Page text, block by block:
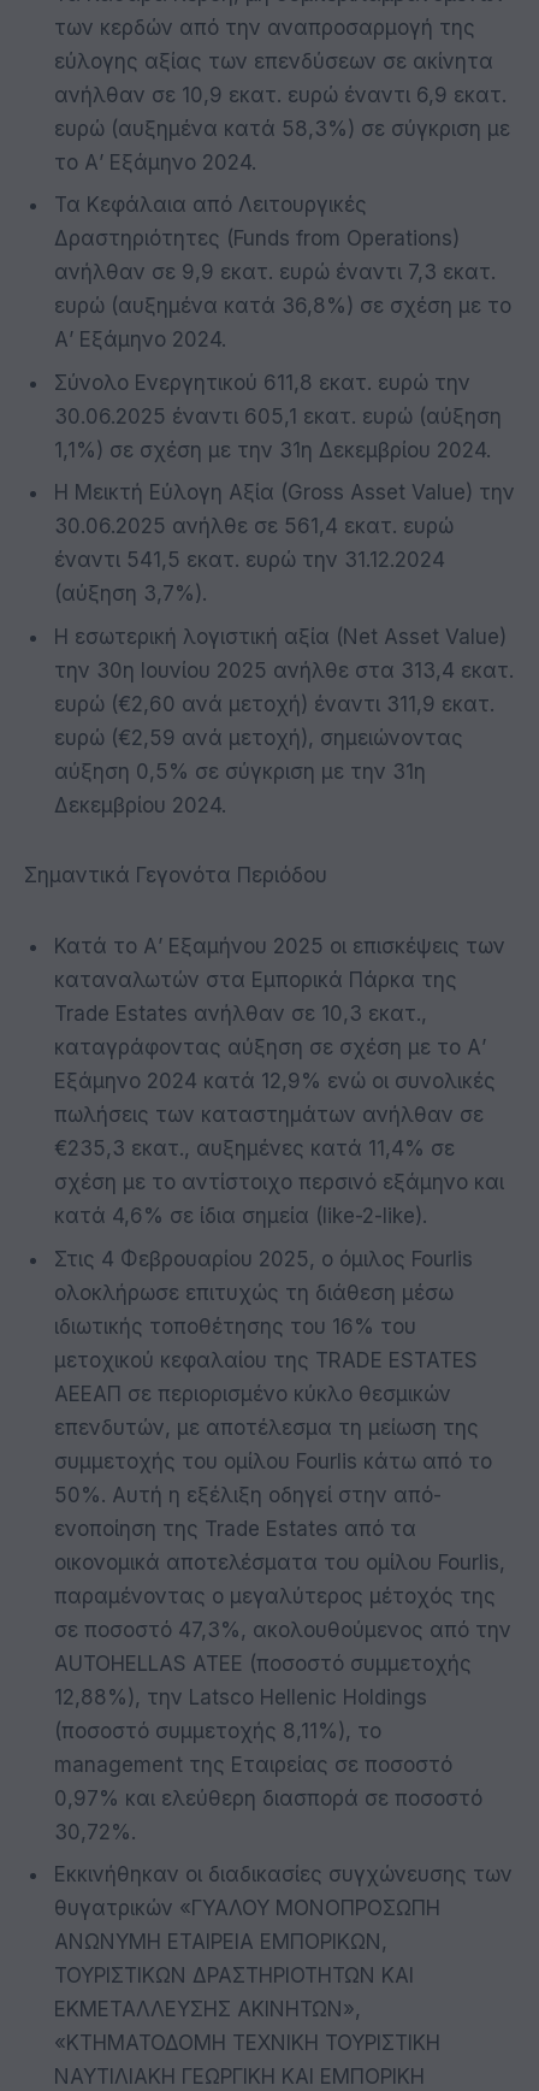
των κερδών από την αναπροσαρμογή της
εύλογης αξίας των επενδύσεων σε ακίνητα
ανήλθαν σε 10,9 εκατ. ευρώ έναντι 6,9 εκατ.
ευρώ (αυξημένα κατά 58,3%) σε σύγκριση με
το Α’ Εξάμηνο 2024.
Τα Κεφάλαια από Λειτουργικές
Δραστηριότητες (Funds from Operations)
ανήλθαν σε 9,9 εκατ. ευρώ έναντι 7,3 εκατ.
ευρώ (αυξημένα κατά 36,8%) σε σχέση με το
Α’ Εξάμηνο 2024.
Σύνολο Ενεργητικού 611,8 εκατ. ευρώ την
30.06.2025 έναντι 605,1 εκατ. ευρώ (αύξηση
1,1%) σε σχέση με την 31η Δεκεμβρίου 2024.
Η Μεικτή Εύλογη Αξία (Gross Asset Value) την
30.06.2025 ανήλθε σε 561,4 εκατ. ευρώ
έναντι 541,5 εκατ. ευρώ την 31.12.2024
(αύξηση 3,7%).
Η εσωτερική λογιστική αξία (Net Asset Value)
την 30η Ιουνίου 2025 ανήλθε στα 313,4 εκατ.
ευρώ (€2,60 ανά μετοχή) έναντι 311,9 εκατ.
ευρώ (€2,59 ανά μετοχή), σημειώνοντας
αύξηση 0,5% σε σύγκριση με την 31η
Δεκεμβρίου 2024.
Σημαντικά Γεγονότα Περιόδου
Κατά το Α’ Εξαμήνου 2025 οι επισκέψεις των
καταναλωτών στα Εμπορικά Πάρκα της
Trade Estates ανήλθαν σε 10,3 εκατ.,
καταγράφοντας αύξηση σε σχέση με το Α’
Εξάμηνο 2024 κατά 12,9% ενώ οι συνολικές
πωλήσεις των καταστημάτων ανήλθαν σε
€235,3 εκατ., αυξημένες κατά 11,4% σε
σχέση με το αντίστοιχο περσινό εξάμηνο και
κατά 4,6% σε ίδια σημεία (like-2-like).
Στις 4 Φεβρουαρίου 2025, ο όμιλος Fourlis
ολοκλήρωσε επιτυχώς τη διάθεση μέσω
ιδιωτικής τοποθέτησης του 16% του
μετοχικού κεφαλαίου της TRADE ESTATES
ΑΕΕΑΠ σε περιορισμένο κύκλο θεσμικών
επενδυτών, με αποτέλεσμα τη μείωση της
συμμετοχής του ομίλου Fourlis κάτω από το
50%. Αυτή η εξέλιξη οδηγεί στην από-
ενοποίηση της Trade Estates από τα
οικονομικά αποτελέσματα του ομίλου Fourlis,
παραμένοντας ο μεγαλύτερος μέτοχός της
σε ποσοστό 47,3%, ακολουθούμενος από την
ΑUTOHELLAS ATEE (ποσοστό συμμετοχής
12,88%), την Latsco Hellenic Holdings
(ποσοστό συμμετοχής 8,11%), το
management της Εταιρείας σε ποσοστό
0,97% και ελεύθερη διασπορά σε ποσοστό
30,72%.
Εκκινήθηκαν οι διαδικασίες συγχώνευσης των
θυγατρικών «ΓΥΑΛΟΥ ΜΟΝΟΠΡΟΣΩΠΗ
ΑΝΩΝΥΜΗ ΕΤΑΙΡΕΙΑ ΕΜΠΟΡΙΚΩΝ,
ΤΟΥΡΙΣΤΙΚΩΝ ΔΡΑΣΤΗΡΙΟΤΗΤΩΝ ΚΑΙ
ΕΚΜΕΤΑΛΛΕΥΣΗΣ ΑΚΙΝΗΤΩΝ»,
«ΚΤΗΜΑΤΟΔΟΜΗ ΤΕΧΝΙΚΗ ΤΟΥΡΙΣΤΙΚΗ
ΝΑΥΤΙΛΙΑΚΗ ΓΕΩΡΓΙΚΗ ΚΑΙ ΕΜΠΟΡΙΚΗ